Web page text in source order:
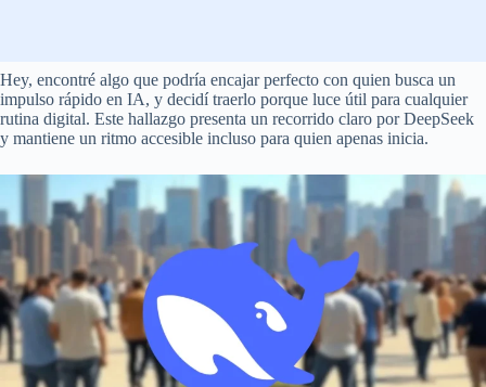
Hey, encontré algo que podría encajar perfecto con quien busca un
impulso rápido en IA, y decidí traerlo porque luce útil para cualquier
rutina digital. Este hallazgo presenta un recorrido claro por DeepSeek
y mantiene un ritmo accesible incluso para quien apenas inicia.